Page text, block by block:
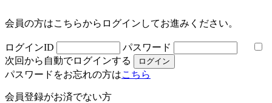
会員の方はこちらからログインしてお進みください。
ログインID
パスワード
次回から自動でログインする
パスワードをお忘れの方はこちら
会員登録がお済でない方